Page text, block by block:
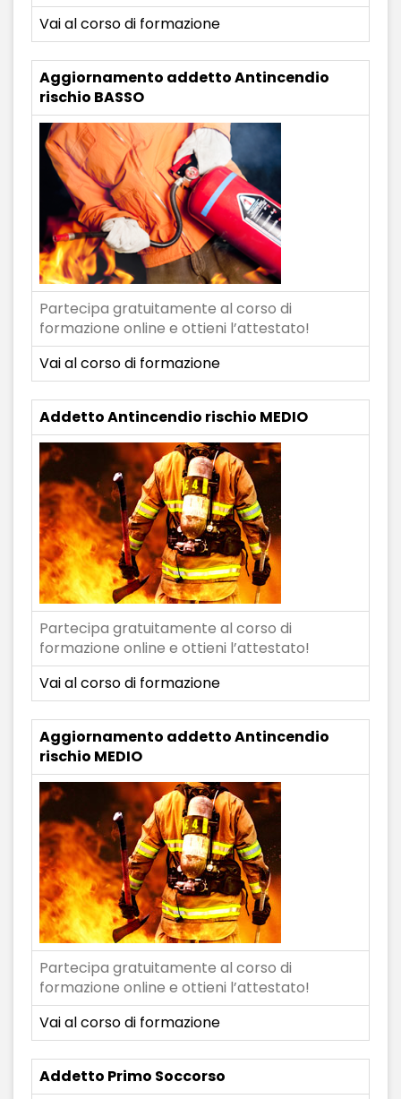
Vai al corso di formazione
Aggiornamento addetto Antincendio
rischio BASSO
Partecipa gratuitamente al corso di
formazione online e ottieni l’attestato!
Vai al corso di formazione
Addetto Antincendio rischio MEDIO
Partecipa gratuitamente al corso di
formazione online e ottieni l’attestato!
Vai al corso di formazione
Aggiornamento addetto Antincendio
rischio MEDIO
Partecipa gratuitamente al corso di
formazione online e ottieni l’attestato!
Vai al corso di formazione
Addetto Primo Soccorso